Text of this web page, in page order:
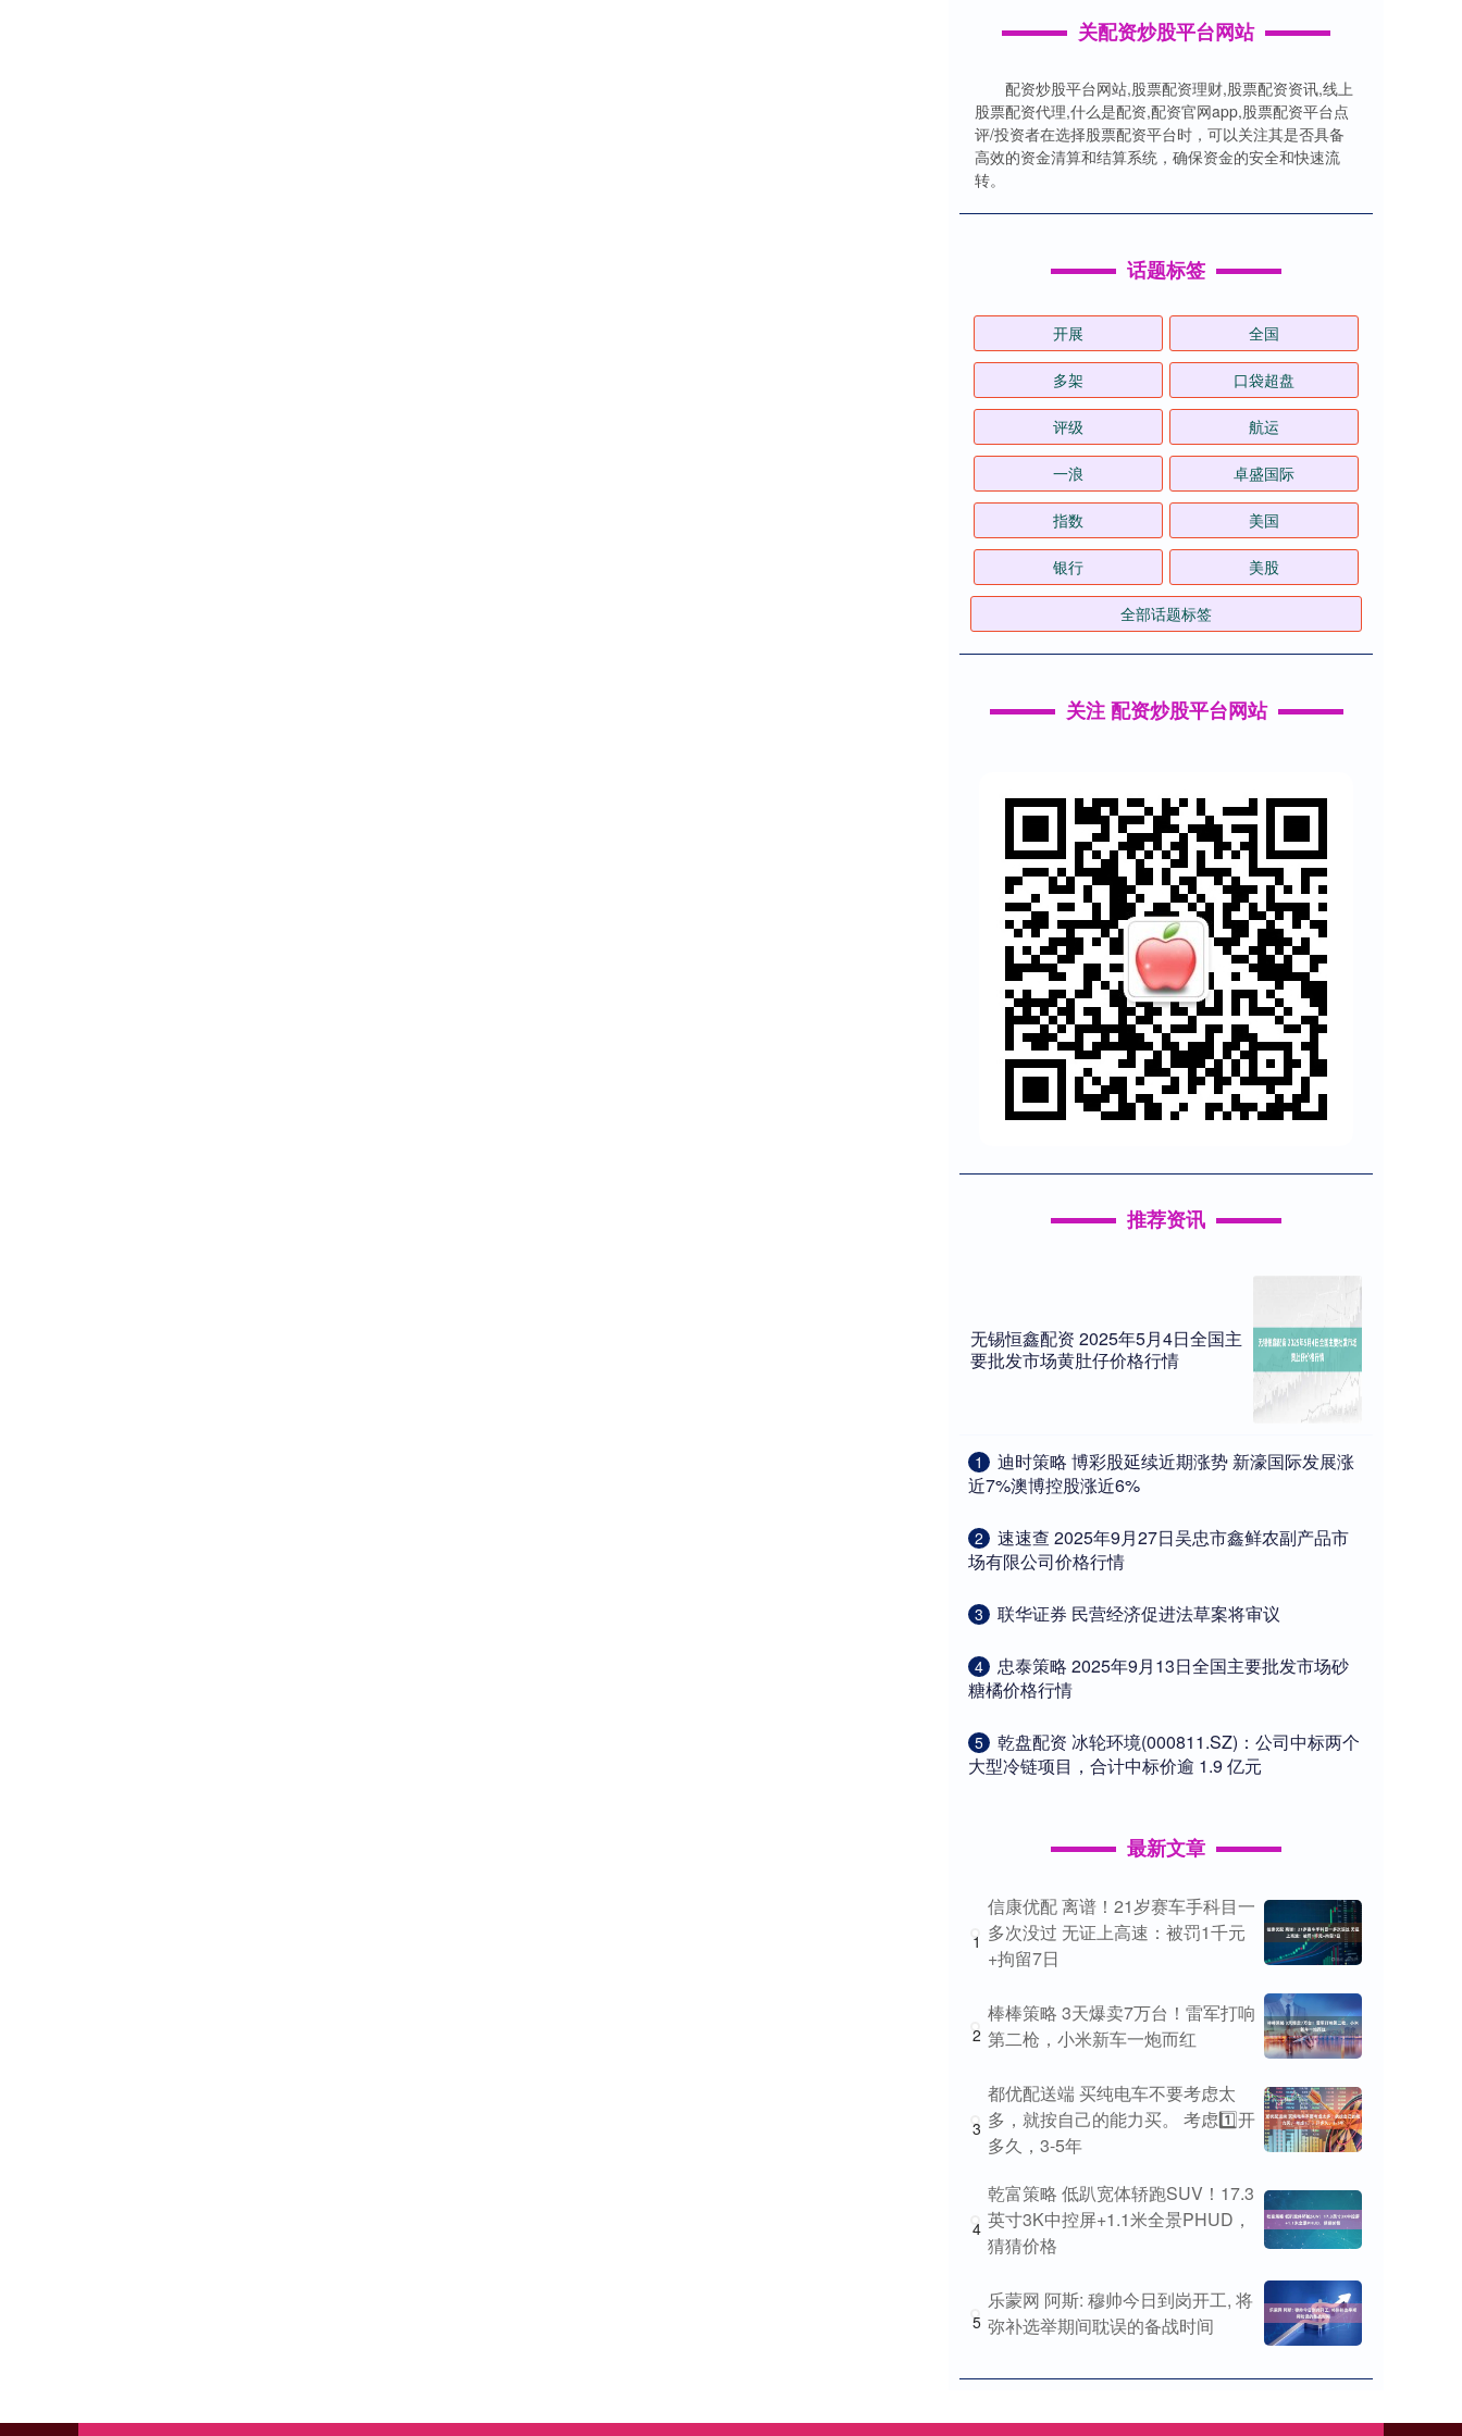
关配资炒股平台网站
配资炒股平台网站,股票配资理财,股票配资资讯,线上
股票配资代理,什么是配资,配资官网app,股票配资平台点
评/投资者在选择股票配资平台时，可以关注其是否具备
高效的资金清算和结算系统，确保资金的安全和快速流
转。
话题标签
开展 全国
多架 口袋超盘
评级 航运
一浪 卓盛国际
指数 美国
银行 美股
全部话题标签
关注 配资炒股平台网站
推荐资讯
无锡恒鑫配资 2025年5月4日全国主
要批发市场黄肚仔价格行情
1
​迪时策略 博彩股延续近期涨势 新濠国际发展涨
近7%澳博控股涨近6%
2
​速速查 2025年9月27日吴忠市鑫鲜农副产品市
场有限公司价格行情
3 ​联华证券 民营经济促进法草案将审议
4
​忠泰策略 2025年9月13日全国主要批发市场砂
糖橘价格行情
5
​乾盘配资 冰轮环境(000811.SZ)：公司中标两个
大型冷链项目，合计中标价逾 1.9 亿元
最新文章
1
信康优配 离谱！21岁赛车手科目一
多次没过 无证上高速：被罚1千元
+拘留7日
2
棒棒策略 3天爆卖7万台！雷军打响
第二枪，小米新车一炮而红
3
都优配送端 买纯电车不要考虑太
多，就按自己的能力买。 考虑1️⃣开
多久，3-5年
4
乾富策略 低趴宽体轿跑SUV！17.3
英寸3K中控屏+1.1米全景PHUD，
猜猜价格
5
乐蒙网 阿斯: 穆帅今日到岗开工, 将
弥补选举期间耽误的备战时间